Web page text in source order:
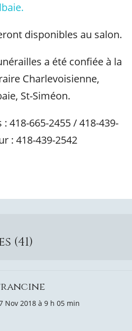
disponibles au salon.
a été confiée à la
Charlevoisienne,
St-Siméon.
418-665-2455 / 418-439-
: 418-439-2542
(41)
Nov 2018 à 9 h 05 min